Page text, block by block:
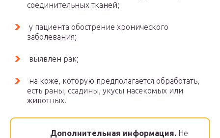
соединительных тканей;
у пациента обострение хронического
заболевания;
выявлен рак;
на коже, которую предполагается обработать,
есть раны, ссадины, укусы насекомых или
животных.
Дополнительная информация. Не